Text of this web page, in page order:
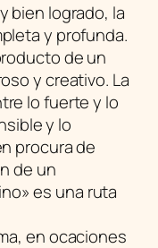
bien logrado, la
y profunda.
de un
y creativo. La
lo fuerte y lo
y lo
procura de
de un
es una ruta
en ocaciones